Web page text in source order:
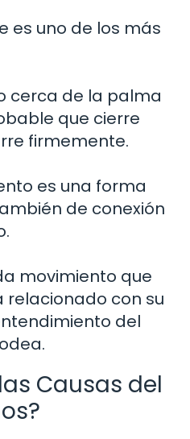
es uno de los más
cerca de la palma
que cierre
firmemente.
es una forma
de conexión
movimiento que
relacionado con su
del
Causas del